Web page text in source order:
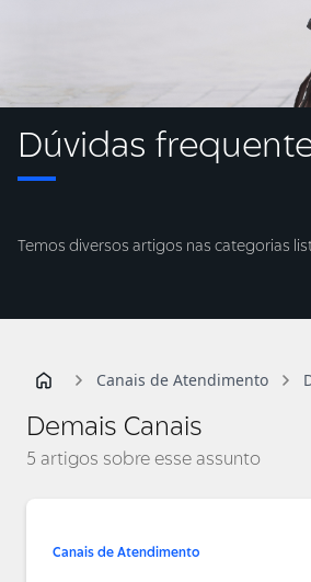
Dúvidas
Temos diversos artigos nas categorias
Canais de Atendimento
Demais Canais
5 artigos sobre esse assunto
Canais de Atendimento